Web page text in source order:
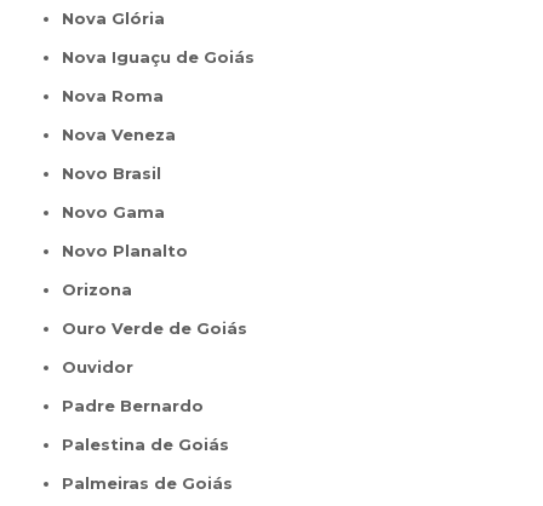
Nova Glória
Nova Iguaçu de Goiás
Nova Roma
Nova Veneza
Novo Brasil
Novo Gama
Novo Planalto
Orizona
Ouro Verde de Goiás
Ouvidor
Padre Bernardo
Palestina de Goiás
Palmeiras de Goiás